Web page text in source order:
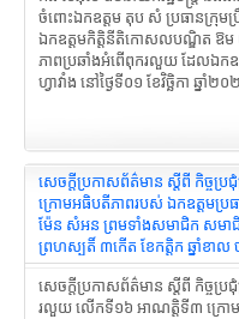
ចំពោះឯកឧត្តម តុប សំ ប្រធានក្រុម
ឯកឧត្ដមកិត្តិនីតិកោសលបណ្ឌិត ឱម យ៉ិ
ភាពប្រឆាំងអំពើពុករលួយ ដែលឯកឧ
ហ្វាវាំង នៅថ្ងៃទី០១ ខែវិច្ឆិកា ឆ្នាំ២
សេចក្តីប្រកាសព័ត៌មាន ស្តីពី កិច្ចប្
ក្រោមអធិបតីភាពរបស់ ឯកឧត្តមប្រ
ម៉ែន សំអន ព្រមទាំងសមាជិក សមាជិ
ព្រហស្បតិ៍ ៣កើត ខែកត្តិក ឆ្នាំខា
សេចក្តីប្រកាសព័ត៌មាន ស្តីពី កិច្ចប្រ
រលួយ លើកទី១៦ អាណត្តិទី៣ ក្រោម